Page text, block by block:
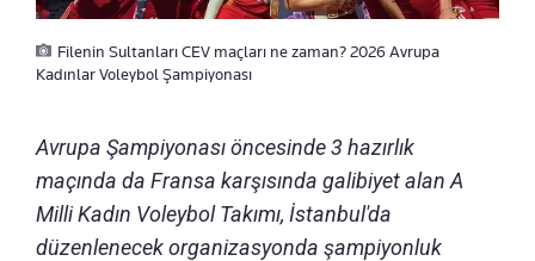
Filenin Sultanları CEV maçları ne zaman? 2026 Avrupa
Kadınlar Voleybol Şampiyonası
Avrupa Şampiyonası öncesinde 3 hazırlık
maçında da Fransa karşısında galibiyet alan A
Milli Kadın Voleybol Takımı, İstanbul'da
düzenlenecek organizasyonda şampiyonluk